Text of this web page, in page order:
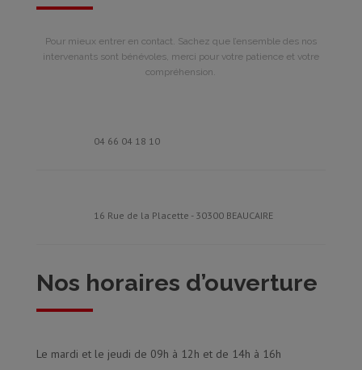
Pour mieux entrer en contact. Sachez que l’ensemble des nos
intervenants sont bénévoles, merci pour votre patience et votre
compréhension.
04 66 04 18 10
16 Rue de la Placette - 30300 BEAUCAIRE
Nos horaires d’ouverture
Le mardi et le jeudi de 09h à 12h et de 14h à 16h